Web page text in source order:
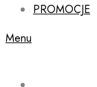
PROMOCJE
Menu